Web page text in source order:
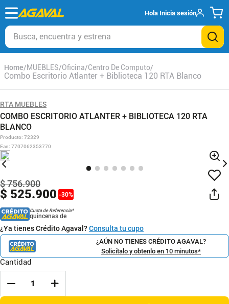
Hola Inicia sesión
Busca, encuentra y estrena
MUEBLES Oficina Centro De Computo
Combo Escritorio Atlanter + Biblioteca 120 RTA Blanco
RTA MUEBLES
COMBO ESCRITORIO ATLANTER + BIBLIOTECA 120 RTA
BLANCO
Producto: 72329
Ean: 7707062353770
$ 525.900 -30%
$756.900
Cuota de Referencia*
quincenas de
¿Ya tienes Crédito Agaval?Consulta tu cupo
¿AÚN NO TIENES CRÉDITO AGAVAL?
Solicítalo y obtenlo en 10 minutos*
Cantidad